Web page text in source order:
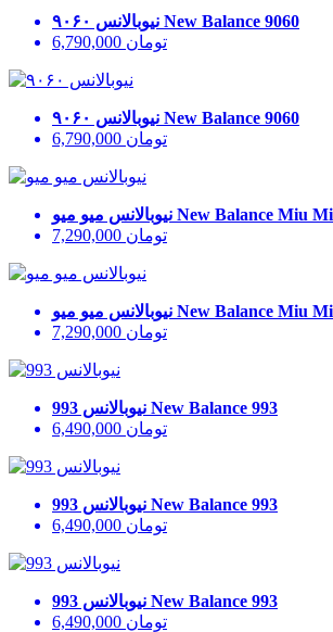
نیوبالانس ۹۰۶۰ New Balance 9060
6,790,000 تومان
نیوبالانس ۹۰۶۰ New Balance 9060
6,790,000 تومان
نیوبالانس میو میو New Balance Miu
7,290,000 تومان
نیوبالانس میو میو New Balance Miu
7,290,000 تومان
نیوبالانس 993 New Balance 993
6,490,000 تومان
نیوبالانس 993 New Balance 993
6,490,000 تومان
نیوبالانس 993 New Balance 993
6,490,000 تومان